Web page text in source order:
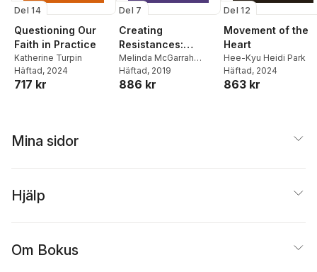
Del 14
Questioning Our
Faith in Practice
Katherine Turpin
Häftad, 2024
717 kr
Del 7
Creating
Resistances:
Pastoral Care in a
Postcolonial World
Melinda McGarrah
Sharp
Häftad, 2019
886 kr
Del 12
Movement of the
Heart
Hee-Kyu Heidi Park
Häftad, 2024
863 kr
Mina sidor
Hjälp
Om Bokus